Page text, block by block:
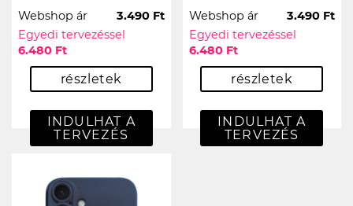
Webshop ár
3.490 Ft
Egyedi tervezéssel
6.480 Ft
részletek
INDULHAT A
TERVEZÉS
Webshop ár
3.490 Ft
Egyedi tervezéssel
6.480 Ft
részletek
INDULHAT A
TERVEZÉS